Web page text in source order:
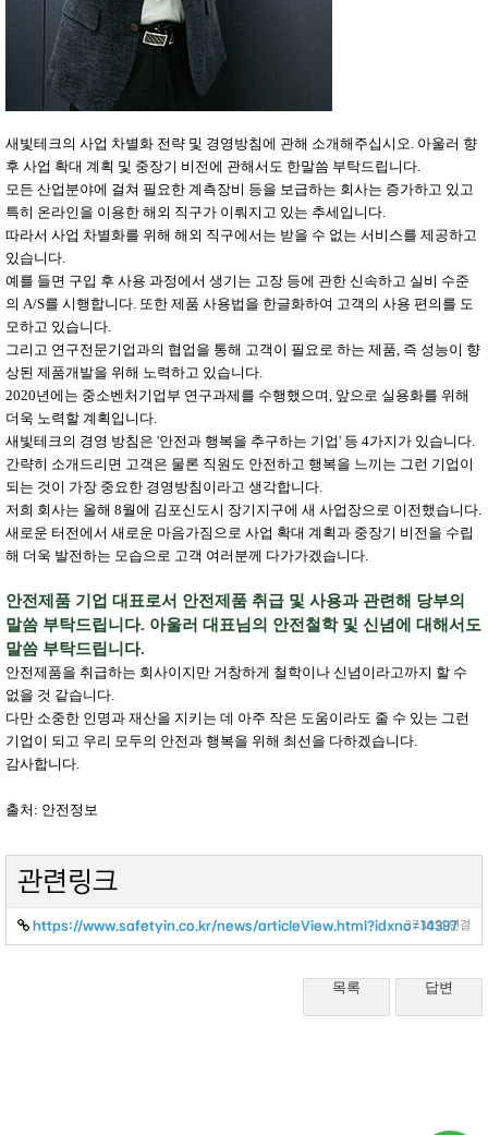
새빛테크의 사업 차별화 전략 및 경영방침에 관해 소개해주십시오. 아울러 향
후 사업 확대 계획 및 중장기 비전에 관해서도 한말씀 부탁드립니다.
모든 산업분야에 걸쳐 필요한 계측장비 등을 보급하는 회사는 증가하고 있고
특히 온라인을 이용한 해외 직구가 이뤄지고 있는 추세입니다.
따라서 사업 차별화를 위해 해외 직구에서는 받을 수 없는 서비스를 제공하고
있습니다.
예를 들면 구입 후 사용 과정에서 생기는 고장 등에 관한 신속하고 실비 수준
의 A/S를 시행합니다. 또한 제품 사용법을 한글화하여 고객의 사용 편의를 도
모하고 있습니다.
그리고 연구전문기업과의 협업을 통해 고객이 필요로 하는 제품, 즉 성능이 향
상된 제품개발을 위해 노력하고 있습니다.
2020년에는 중소벤처기업부 연구과제를 수행했으며, 앞으로 실용화를 위해
더욱 노력할 계획입니다.
새빛테크의 경영 방침은 '안전과 행복을 추구하는 기업' 등 4가지가 있습니다.
간략히 소개드리면 고객은 물론 직원도 안전하고 행복을 느끼는 그런 기업이
되는 것이 가장 중요한 경영방침이라고 생각합니다.
저희 회사는 올해 8월에 김포신도시 장기지구에 새 사업장으로 이전했습니다.
새로운 터전에서 새로운 마음가짐으로 사업 확대 계획과 중장기 비전을 수립
해 더욱 발전하는 모습으로 고객 여러분께 다가가겠습니다.
안전제품 기업 대표로서 안전제품 취급 및 사용과 관련해 당부의
말씀 부탁드립니다. 아울러 대표님의 안전철학 및 신념에 대해서도
말씀 부탁드립니다.
안전제품을 취급하는 회사이지만 거창하게 철학이나 신념이라고까지 할 수
없을 것 같습니다.
다만 소중한 인명과 재산을 지키는 데 아주 작은 도움이라도 줄 수 있는 그런
기업이 되고 우리 모두의 안전과 행복을 위해 최선을 다하겠습니다.
감사합니다.
출처: 안전정보
관련링크
https://www.safetyin.co.kr/news/articleView.html?idxno=14397
3730회 연결
목록 답변